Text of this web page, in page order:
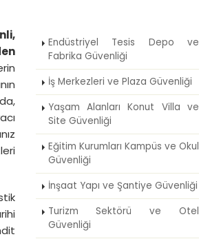
Endüstriyel Tesis Depo ve
Fabrika Güvenliği
İş Merkezleri ve Plaza Güvenliği
Yaşam Alanları Konut Villa ve
Site Güvenliği
Eğitim Kurumları Kampüs ve Okul
Güvenliği
İnşaat Yapı ve Şantiye Güvenliği
Turizm Sektörü ve Otel
Güvenliği